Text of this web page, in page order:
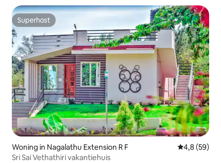
Superhost
Superhost
Woning in Nagalathu Extension R F Gemiddelde
4,8 (59)
Sri Sai Vethathiri vakantiehuis